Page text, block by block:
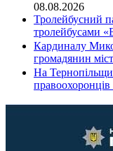
08.08.2026
Тролейбусний
тролейбусами
Кардиналу
громадянин
На
правоохоронців